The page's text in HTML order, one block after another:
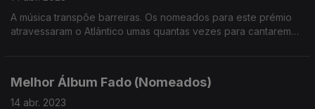
A música transpôe barreiras. Os nomeados para este prémio
atravessaram o Atlântico umas quantas vezes para cantarem
Melhor Álbum Fado (Nomeados)
14 abr. 2023